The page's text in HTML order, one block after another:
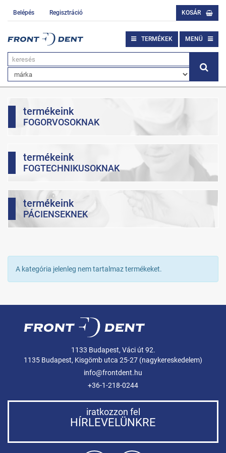
Belépés Regisztráció KOSÁR
TERMÉKEK MENÜ
termékeink
FOGORVOSOKNAK
termékeink
FOGTECHNIKUSOKNAK
termékeink
PÁCIENSEKNEK
A kategória jelenleg nem tartalmaz termékeket.
1133 Budapest, Váci út 92.
1135 Budapest, Kisgömb utca 25-27 (nagykereskedelem)
info@frontdent.hu
+36-1-218-0244
iratkozzon fel
HÍRLEVELÜNKRE